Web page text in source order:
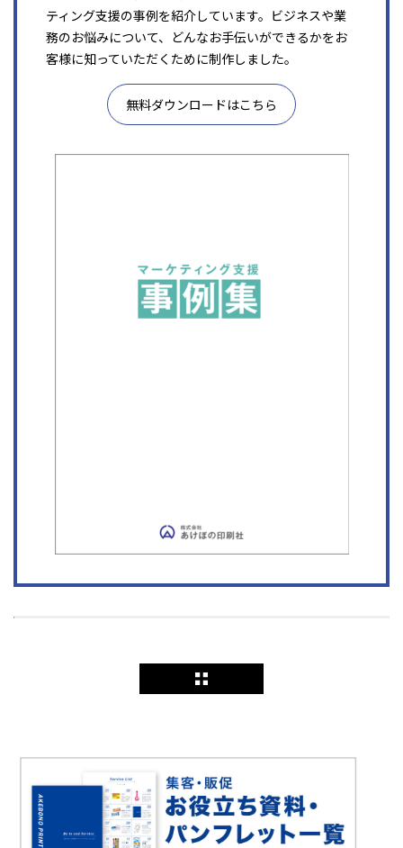
ティング支援の事例を紹介しています。ビジネスや業
務のお悩みについて、どんなお手伝いができるかをお
客様に知っていただくために制作しました。
無料ダウンロードはこちら